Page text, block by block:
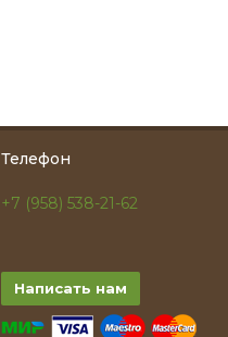
Телефон
+7 (958) 538-21-62
Написать нам